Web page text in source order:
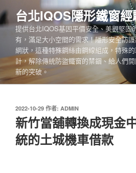
至
主
內
容
台北IQOS隱形鐵窗
提供台北IQOS基因平價安全、美觀堅固
有，滿足大小空間的需求！隱形安全防
網狀，這種特殊鋼絲由鋼線組成，特殊
計，解除傳統防盜鐵窗的禁錮、給人們
新的突破。
發
佈
於
2022-10-29 作者: ADMIN
新竹當舖轉換成現金
統的土城機車借款